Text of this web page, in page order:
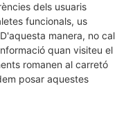
dels usuaris
funcionals, us
manera, no cal
quan visiteu el
romanen al carretó
posar aquestes